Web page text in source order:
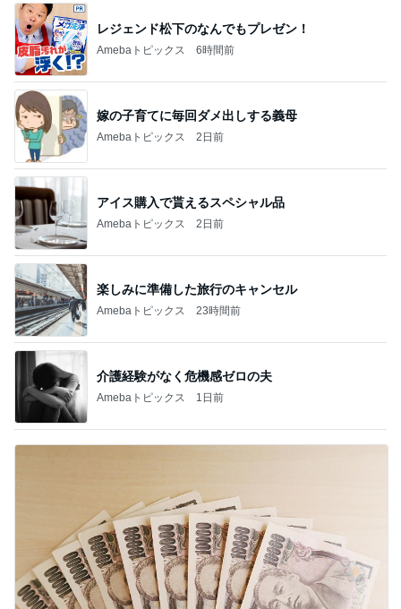
レジェンド松下のなんでもプレゼン！
Amebaトピックス 6時間前
嫁の子育てに毎回ダメ出しする義母
Amebaトピックス 2日前
アイス購入で貰えるスペシャル品
Amebaトピックス 2日前
楽しみに準備した旅行のキャンセル
Amebaトピックス 23時間前
介護経験がなく危機感ゼロの夫
Amebaトピックス 1日前